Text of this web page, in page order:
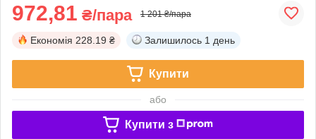
972,81 ₴/пара 1 201 ₴/пара
Економія 228.19 ₴ Залишилось 1 день
Купити
або
Купити з